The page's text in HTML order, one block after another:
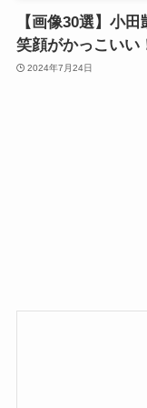
【画像30選】小
笑顔がかっこいい
2024年7月24日